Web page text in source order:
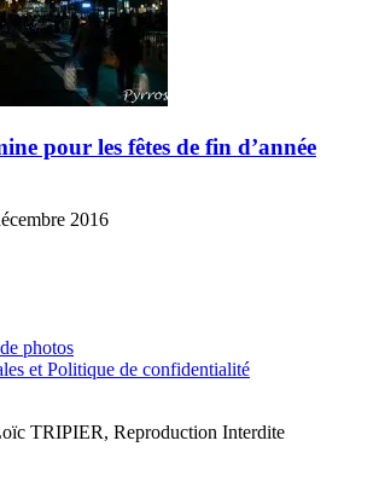
pour les fêtes de fin d’année
2016
photos
et Politique de confidentialité
TRIPIER, Reproduction Interdite